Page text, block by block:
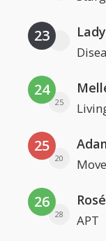
23
24
25
25
20 Move
26
28 APT